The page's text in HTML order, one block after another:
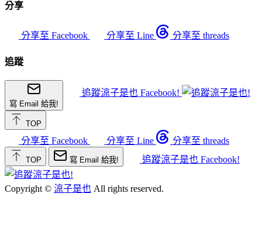
分享
分享至 Facebook 分享至 Line 分享至 threads
追蹤
寫 Email 給我!
追蹤涼子是也 Facebook!
TOP
分享至 Facebook 分享至 Line 分享至 threads
TOP 寫 Email 給我! 追蹤涼子是也 Facebook!
Copyright © 涼子是也 All rights reserved.